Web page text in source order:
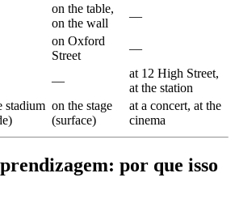
on the table,
on the wall
—
on Oxford
Street
—
—
at 12 High Street,
at the station
stadium on the stage
(surface)
at a concert, at the
cinema
por que isso